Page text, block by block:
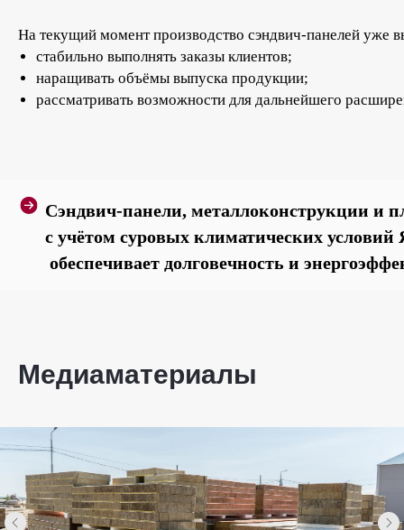
На текущий момент производство сэндвич‑панелей
стабильно выполнять заказы клиентов;
наращивать объёмы выпуска продукции;
рассматривать возможности для дальнейшего
Сэндвич‑панели, металлоконструкции
с учётом суровых климатических
обеспечивает долговечность и
Медиаматериалы